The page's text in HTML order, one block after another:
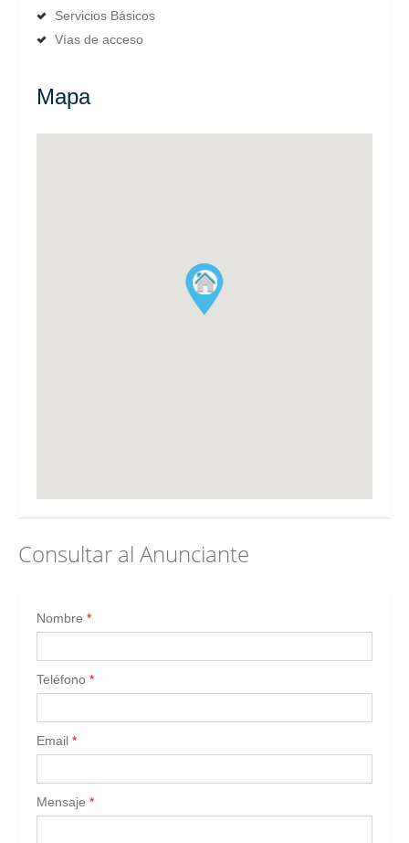
Servicios Básicos
Vías de acceso
Mapa
Consultar al Anunciante
Nombre *
Teléfono *
Email *
Mensaje *